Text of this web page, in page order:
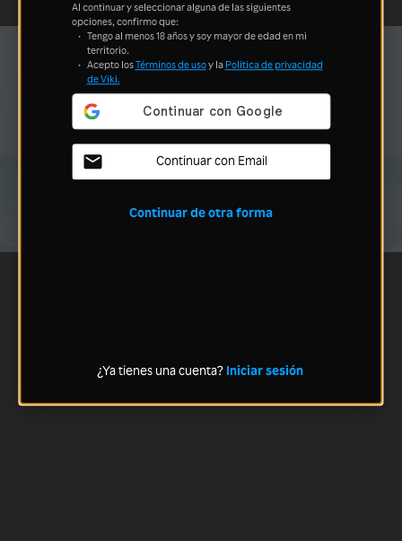
Al continuar y seleccionar alguna de las siguientes
opciones, confirmo que:
Tengo al menos 18 años y soy mayor de edad en mi
territorio.
Acepto losTérminos de usoy la Política de privacidad
de Viki.
Continuar con Email
Continuar de otra forma
¿Ya tienes una cuenta? Iniciar sesión